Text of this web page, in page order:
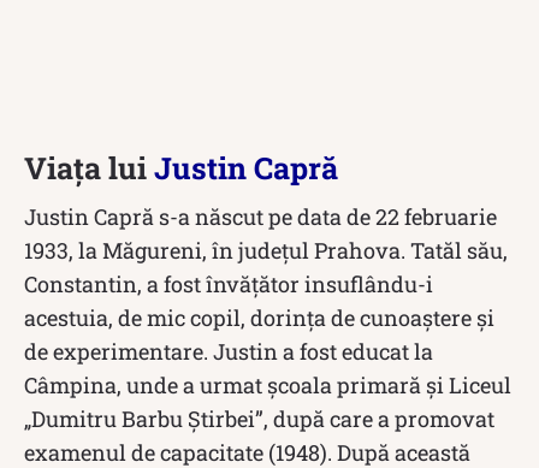
Viața luiJustin Capră
Justin Capră s-a născut pe data de 22 februarie
1933, la Măgureni, în județul Prahova. Tatăl său,
Constantin, a fost învățător insuflându-i
acestuia, de mic copil, dorința de cunoaștere și
de experimentare. Justin a fost educat la
Câmpina, unde a urmat școala primară și Liceul
„Dumitru Barbu Știrbei”, după care a promovat
examenul de capacitate (1948). După această